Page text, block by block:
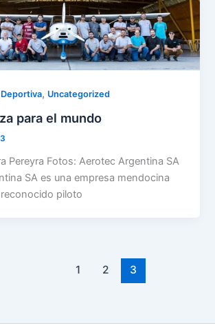
Deportiva, Uncategorized
para el mundo
Pereyra Fotos: Aerotec Argentina SA
SA es una empresa mendocina
piloto
1 2 3